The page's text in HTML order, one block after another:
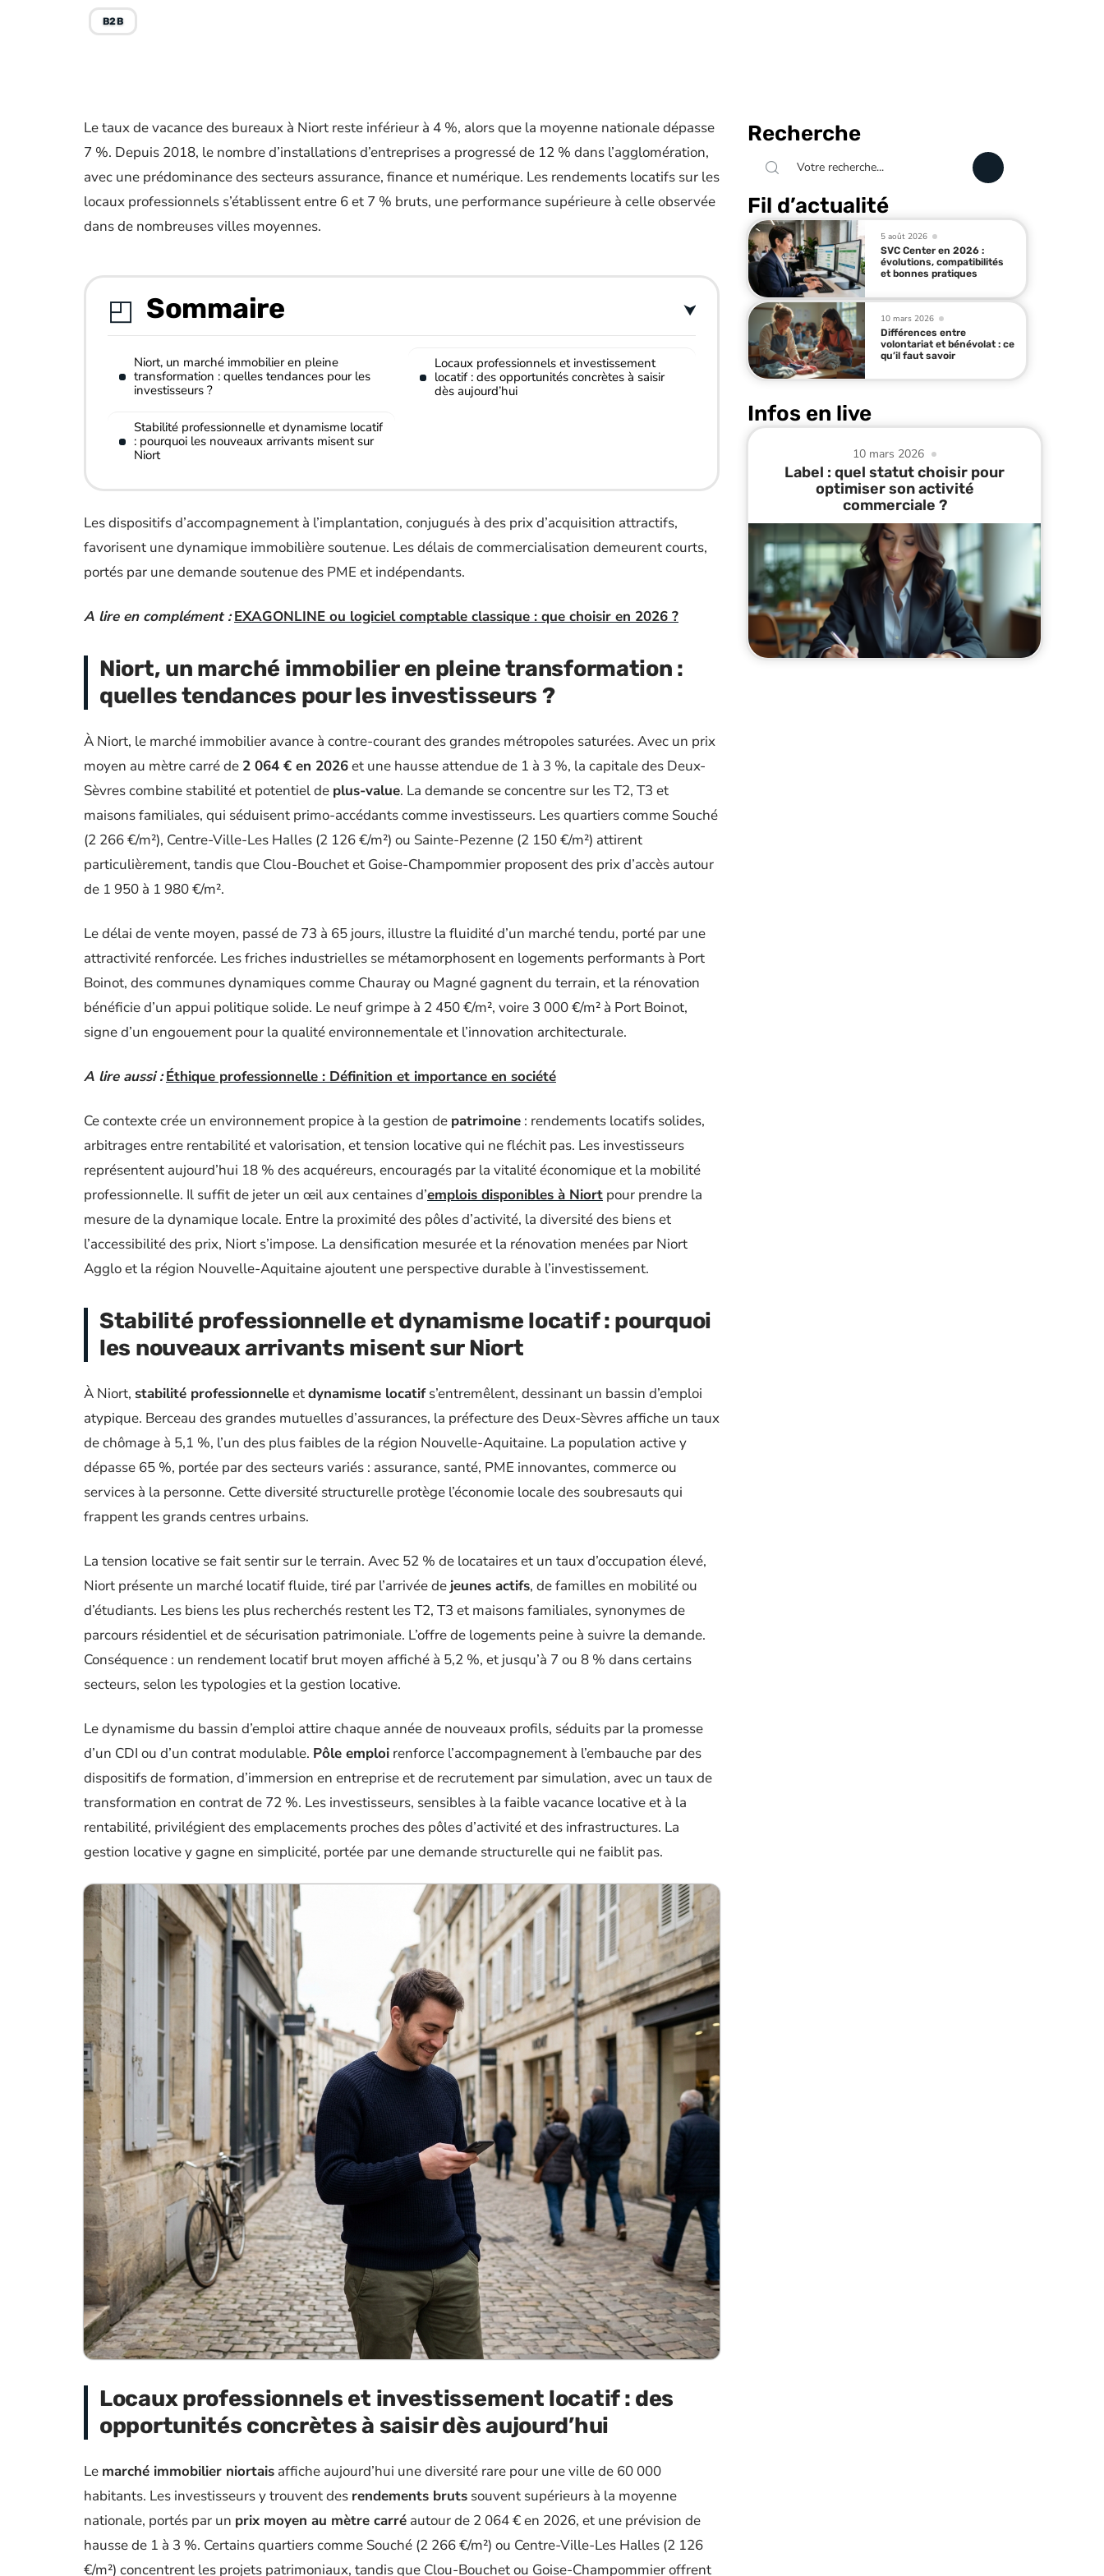
B2B
Le taux de vacance des bureaux à Niort reste inférieur à 4 %, alors que la moyenne nationale dépasse
7 %. Depuis 2018, le nombre d’installations d’entreprises a progressé de 12 % dans l’agglomération,
avec une prédominance des secteurs assurance, finance et numérique. Les rendements locatifs sur les
locaux professionnels s’établissent entre 6 et 7 % bruts, une performance supérieure à celle observée
dans de nombreuses villes moyennes.
Sommaire
Niort, un marché immobilier en pleine
transformation : quelles tendances pour les
investisseurs ?
Stabilité professionnelle et dynamisme locatif
: pourquoi les nouveaux arrivants misent sur
Niort
Locaux professionnels et investissement
locatif : des opportunités concrètes à saisir
dès aujourd’hui
Les dispositifs d’accompagnement à l’implantation, conjugués à des prix d’acquisition attractifs,
favorisent une dynamique immobilière soutenue. Les délais de commercialisation demeurent courts,
portés par une demande soutenue des PME et indépendants.
A lire en complément : EXAGONLINE ou logiciel comptable classique : que choisir en 2026 ?
Niort, un marché immobilier en pleine transformation :
quelles tendances pour les investisseurs ?
À Niort, le marché immobilier avance à contre-courant des grandes métropoles saturées. Avec un prix
moyen au mètre carré de 2 064 € en 2026et une hausse attendue de 1 à 3 %, la capitale des Deux-
Sèvres combine stabilité et potentiel de plus-value. La demande se concentre sur les T2, T3 et
maisons familiales, qui séduisent primo-accédants comme investisseurs. Les quartiers comme Souché
(2 266 €/m²), Centre-Ville-Les Halles (2 126 €/m²) ou Sainte-Pezenne (2 150 €/m²) attirent
particulièrement, tandis que Clou-Bouchet et Goise-Champommier proposent des prix d’accès autour
de 1 950 à 1 980 €/m².
Le délai de vente moyen, passé de 73 à 65 jours, illustre la fluidité d’un marché tendu, porté par une
attractivité renforcée. Les friches industrielles se métamorphosent en logements performants à Port
Boinot, des communes dynamiques comme Chauray ou Magné gagnent du terrain, et la rénovation
bénéficie d’un appui politique solide. Le neuf grimpe à 2 450 €/m², voire 3 000 €/m² à Port Boinot,
signe d’un engouement pour la qualité environnementale et l’innovation architecturale.
A lire aussi : Éthique professionnelle : Définition et importance en société
Ce contexte crée un environnement propice à la gestion de patrimoine : rendements locatifs solides,
arbitrages entre rentabilité et valorisation, et tension locative qui ne fléchit pas. Les investisseurs
représentent aujourd’hui 18 % des acquéreurs, encouragés par la vitalité économique et la mobilité
professionnelle. Il suffit de jeter un œil aux centaines d’emplois disponibles à Niort pour prendre la
mesure de la dynamique locale. Entre la proximité des pôles d’activité, la diversité des biens et
l’accessibilité des prix, Niort s’impose. La densification mesurée et la rénovation menées par Niort
Agglo et la région Nouvelle-Aquitaine ajoutent une perspective durable à l’investissement.
Stabilité professionnelle et dynamisme locatif : pourquoi
les nouveaux arrivants misent sur Niort
À Niort, stabilité professionnelleetdynamisme locatifs’entremêlent, dessinant un bassin d’emploi
atypique. Berceau des grandes mutuelles d’assurances, la préfecture des Deux-Sèvres affiche un taux
de chômage à 5,1 %, l’un des plus faibles de la région Nouvelle-Aquitaine. La population active y
dépasse 65 %, portée par des secteurs variés : assurance, santé, PME innovantes, commerce ou
services à la personne. Cette diversité structurelle protège l’économie locale des soubresauts qui
frappent les grands centres urbains.
La tension locative se fait sentir sur le terrain. Avec 52 % de locataires et un taux d’occupation élevé,
Niort présente un marché locatif fluide, tiré par l’arrivée de jeunes actifs, de familles en mobilité ou
d’étudiants. Les biens les plus recherchés restent les T2, T3 et maisons familiales, synonymes de
parcours résidentiel et de sécurisation patrimoniale. L’offre de logements peine à suivre la demande.
Conséquence : un rendement locatif brut moyen affiché à 5,2 %, et jusqu’à 7 ou 8 % dans certains
secteurs, selon les typologies et la gestion locative.
Le dynamisme du bassin d’emploi attire chaque année de nouveaux profils, séduits par la promesse
d’un CDI ou d’un contrat modulable. Pôle emploi renforce l’accompagnement à l’embauche par des
dispositifs de formation, d’immersion en entreprise et de recrutement par simulation, avec un taux de
transformation en contrat de 72 %. Les investisseurs, sensibles à la faible vacance locative et à la
rentabilité, privilégient des emplacements proches des pôles d’activité et des infrastructures. La
gestion locative y gagne en simplicité, portée par une demande structurelle qui ne faiblit pas.
Locaux professionnels et investissement locatif : des
opportunités concrètes à saisir dès aujourd’hui
Le marché immobilier niortais affiche aujourd’hui une diversité rare pour une ville de 60 000
habitants. Les investisseurs y trouvent des rendements bruts souvent supérieurs à la moyenne
nationale, portés par un prix moyen au mètre carré autour de 2 064 € en 2026, et une prévision de
hausse de 1 à 3 %. Certains quartiers comme Souché (2 266 €/m²) ou Centre-Ville-Les Halles (2 126
€/m²) concentrent les projets patrimoniaux, tandis que Clou-Bouchet ou Goise-Champommier offrent
Recherche
Fil d’actualité
5 août 2026
SVC Center en 2026 :
évolutions, compatibilités
et bonnes pratiques
10 mars 2026
Différences entre
volontariat et bénévolat : ce
qu’il faut savoir
Infos en live
10 mars 2026
Label : quel statut choisir pour
optimiser son activité
commerciale ?